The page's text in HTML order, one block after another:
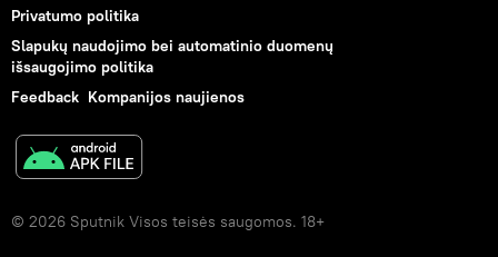
Privatumo politika
Slapukų naudojimo bei automatinio duomenų
išsaugojimo politika
Feedback Kompanijos naujienos
© 2026 Sputnik Visos teisės saugomos. 18+